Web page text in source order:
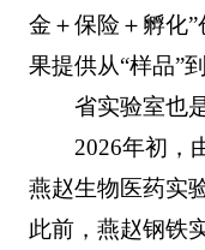
金＋保险＋孵化
果提供从“样品”
省实验室也
2026年初，
燕赵生物医药实
此前，燕赵钢铁